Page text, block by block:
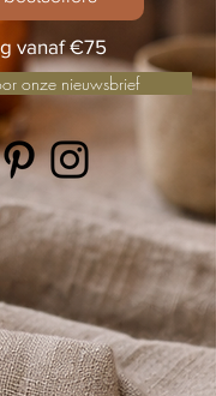
vanaf €75
onze nieuwsbrief